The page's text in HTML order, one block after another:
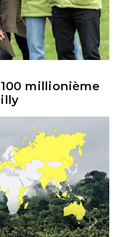
millionième